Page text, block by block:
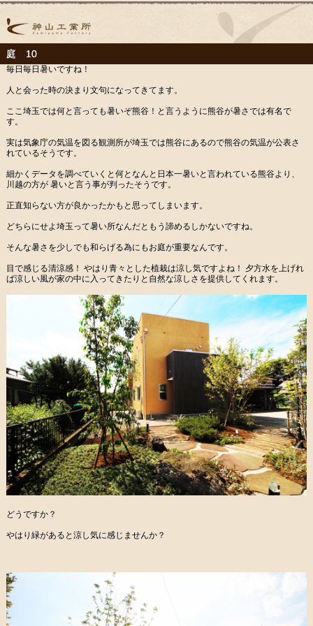
庭 10
毎日毎日暑いですね！
人と会った時の決まり文句になってきてます。
ここ埼玉では何と言っても暑いぞ熊谷！と言うように熊谷が暑さでは有名で
す。
実は気象庁の気温を図る観測所が埼玉では熊谷にあるので熊谷の気温が公表さ
れているそうです。
細かくデータを調べていくと何となんと日本一暑いと言われている熊谷より、
川越の方が 暑いと言う事が判ったそうです。
正直知らない方が良かったかもと思ってしまいます。
どちらにせよ埼玉って暑い所なんだともう諦めるしかないですね。
そんな暑さを少しでも和らげる為にもお庭が重要なんです。
目で感じる清涼感！ やはり青々とした植栽は涼し気ですよね！ 夕方水を上げれ
ば涼しい風が家の中に入ってきたりと自然な涼しさを提供してくれます。
どうですか？
やはり緑があると涼し気に感じませんか？